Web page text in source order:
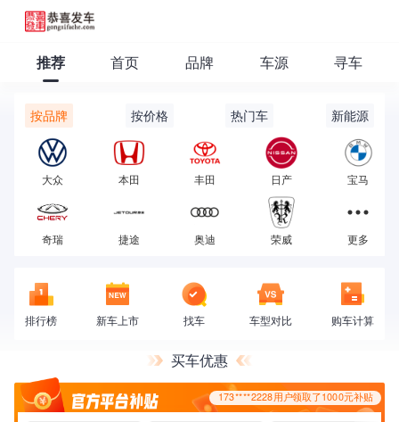
推荐 首页 品牌 车源 寻车
按品牌 按价格 热门车 新能源
大众 本田 丰田 日产 宝马
奇瑞 捷途 奥迪 荣威 更多
排行榜 新车上市 找车 车型对比 购车计算
买车优惠
173****2228用户领取了1000元补贴
173****2228用户领取了1000元补贴